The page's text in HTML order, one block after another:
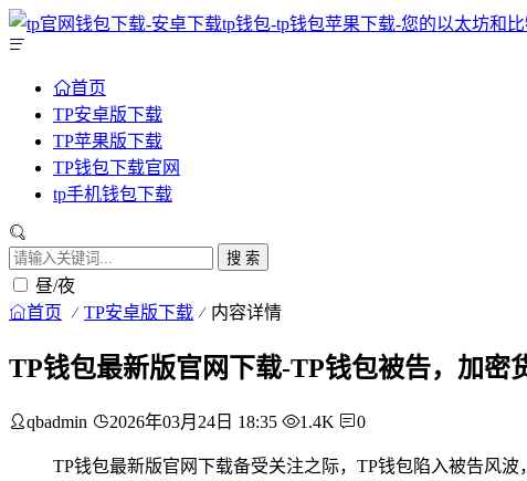
首页
TP安卓版下载
TP苹果版下载
TP钱包下载官网
tp手机钱包下载
搜 索
昼/夜
首页 TP安卓版下载 内容详情
TP钱包最新版官网下载-TP钱包被告，加密
qbadmin 2026年03月24日 18:35 1.4K 0
TP钱包最新版官网下载备受关注之际，TP钱包陷入被告风